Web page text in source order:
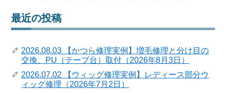
最近の投稿
2026.08.03 【かつら修理実例】増毛修理と分け目の
交換、PU（テープ台）取付（2026年8月3日）
2026.07.02 【ウィッグ修理実例】レディース部分ウ
ィッグ修理（2026年7月2日）